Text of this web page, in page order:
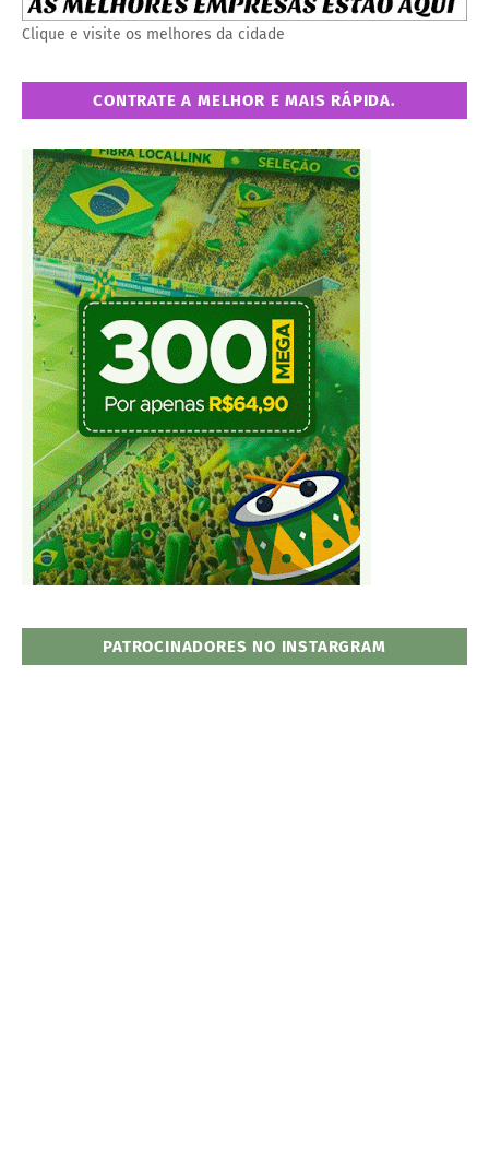
Clique e visite os melhores da cidade
CONTRATE A MELHOR E MAIS RÁPIDA.
PATROCINADORES NO INSTARGRAM